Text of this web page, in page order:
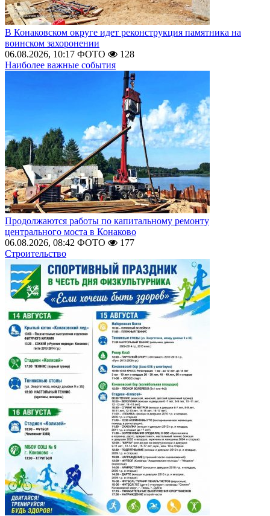
В Конаковском округе идет реконструкция памятника на
воинском захоронении
06.08.2026, 10:17 ФОТО
128
Наиболее важные события
Продолжаются работы по капитальному ремонту
центрального моста в Конаково
06.08.2026, 08:42 ФОТО
177
Строительство